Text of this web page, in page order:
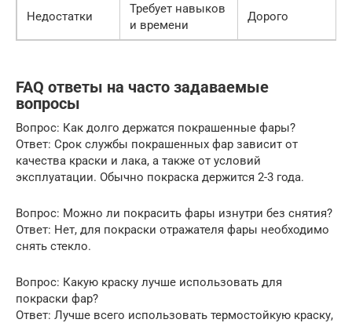
Недостатки
Требует навыков
и времени
Дорого
FAQ ответы на часто задаваемые
вопросы
Вопрос: Как долго держатся покрашенные фары?
Ответ: Срок службы покрашенных фар зависит от
качества краски и лака, а также от условий
эксплуатации. Обычно покраска держится 2-3 года.
Вопрос: Можно ли покрасить фары изнутри без снятия?
Ответ: Нет, для покраски отражателя фары необходимо
снять стекло.
Вопрос: Какую краску лучше использовать для
покраски фар?
Ответ: Лучше всего использовать термостойкую краску,